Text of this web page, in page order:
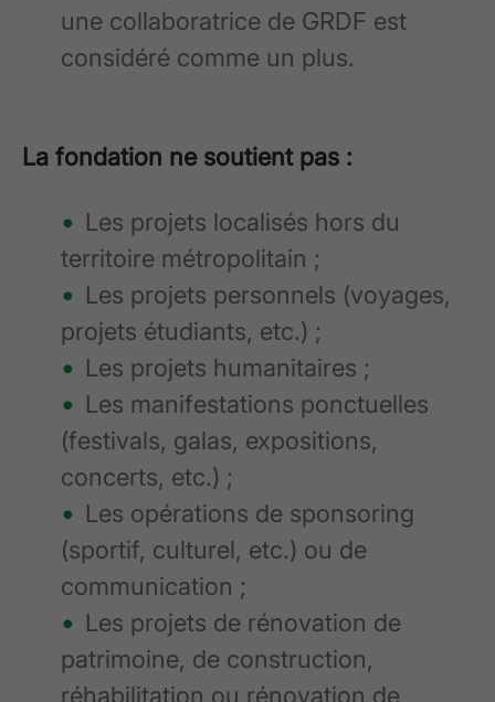
une collaboratrice de GRDF est
considéré comme un plus.
La fondation ne soutient pas :
Les projets localisés hors du
territoire métropolitain ;
Les projets personnels (voyages,
projets étudiants, etc.) ;
Les projets humanitaires ;
Les manifestations ponctuelles
(festivals, galas, expositions,
concerts, etc.) ;
Les opérations de sponsoring
(sportif, culturel, etc.) ou de
communication ;
Les projets de rénovation de
patrimoine, de construction,
réhabilitation ou rénovation de